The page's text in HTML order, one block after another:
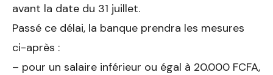
avant la date du 31 juillet.
Passé ce délai, la banque prendra les mesures
ci-après :
– pour un salaire inférieur ou égal à 20.000 FCFA,